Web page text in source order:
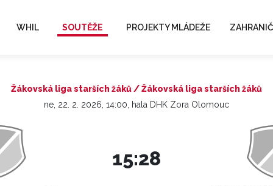
WHIL SOUTĚŽE PROJEKTY MLÁDEŽE
Žákovská liga starších žáků / Žákovská liga starších žáků
ne, 22. 2. 2026, 14:00, hala DHK Zora Olomouc
15:28